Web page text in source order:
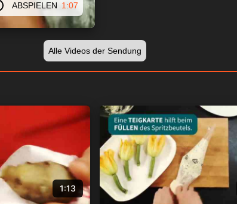
ABSPIELEN 1:07
Alle Videos der Sendung
1:13